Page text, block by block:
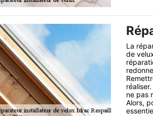
La
de
ne pas
Alors,